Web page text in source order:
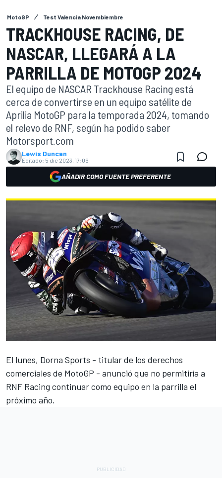
MotoGP Test Valencia Novembiembre
TRACKHOUSE RACING, DE
NASCAR, LLEGARÁ A LA
PARRILLA DE MOTOGP 2024
El equipo de NASCAR Trackhouse Racing está
cerca de convertirse en un equipo satélite de
Aprilia MotoGP para la temporada 2024, tomando
el relevo de RNF, según ha podido saber
Motorsport.com
Lewis Duncan
Editado: 5 dic 2023, 17:06
AÑADIR COMO FUENTE PREFERENTE
El lunes, Dorna Sports - titular de los derechos
comerciales de MotoGP - anunció que no permitiría a
RNF Racing continuar como equipo en la parrilla el
próximo año.